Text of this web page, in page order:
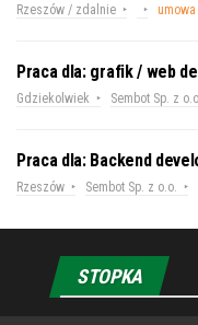
Rzeszów / zdalnie
Praca dla: grafik / web
Gdziekolwiek Sembot Sp. z o.o.
Praca dla: Backend
Rzeszów Sembot Sp. z o.o.
STOPKA